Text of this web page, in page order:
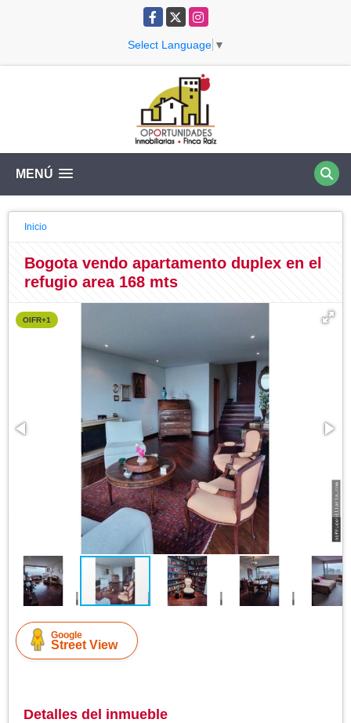
Facebook
X Instagram
Select Language ▼
MENÚ
Inicio
Bogota vendo apartamento duplex en el
refugio area 168 mts
OIFR+1
Google
Street View
Detalles del inmueble